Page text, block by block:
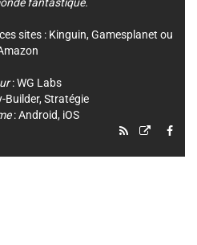
sites : Kinguin, Gamesplanet ou
:WG Labs
Builder, Stratégie
:Android, iOS